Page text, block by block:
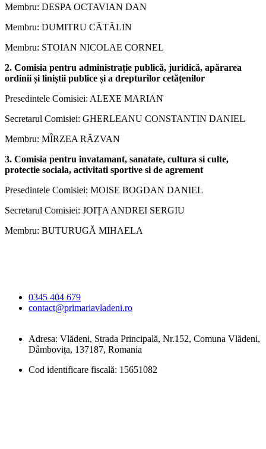
Membru: DESPA OCTAVIAN DAN
Membru: DUMITRU CĂTĂLIN
Membru: STOIAN NICOLAE CORNEL
2. Comisia pentru administrație publică, juridică, apărarea
ordinii și liniștii publice și a drepturilor cetățenilor
Presedintele Comisiei: ALEXE MARIAN
Secretarul Comisiei: GHERLEANU CONSTANTIN DANIEL
Membru: MÎRZEA RĂZVAN
3. Comisia pentru invatamant, sanatate, cultura si culte,
protectie sociala, activitati sportive si de agrement
Presedintele Comisiei: MOISE BOGDAN DANIEL
Secretarul Comisiei: JOIȚA ANDREI SERGIU
Membru: BUTURUGĂ MIHAELA
0345 404 679
contact@primariavladeni.ro
Adresa: Vlădeni, Strada Principală, Nr.152, Comuna Vlădeni,
Dâmbovița, 137187, Romania
Cod identificare fiscală: 15651082